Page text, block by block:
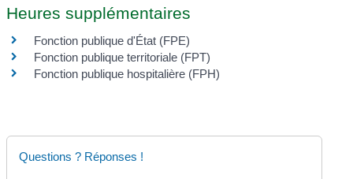
Heures supplémentaires
Fonction publique d'État (FPE)
Fonction publique territoriale (FPT)
Fonction publique hospitalière (FPH)
Questions ? Réponses !